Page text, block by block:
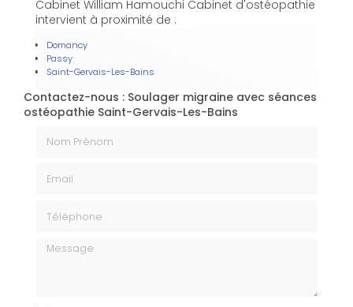
Cabinet William Hamouchi Cabinet d'ostéopathie
intervient à proximité de :
Domancy
Passy
Saint-Gervais-Les-Bains
Contactez-nous : Soulager migraine avec séances
ostéopathie Saint-Gervais-Les-Bains
Message